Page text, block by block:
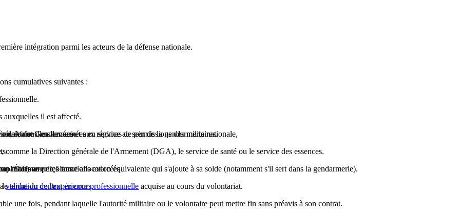
intégration parmi les acteurs de la défense nationale.
cumulatives suivantes :
avec les fonctions exercées.
auxquelles il est affecté.
Air et Gendarmerie.
comme la Direction générale de l'Armement (DGA), le service de santé ou le service des essences.
dans les armées en service au sein de la gendarmerie nationale,
maximum de 5 ans.
terme du contrat en cours.
une fois, pendant laquelle l'autorité militaire ou le volontaire peut mettre fin sans préavis à son contrat.
dans les armées et aux régimes de permissions des militaires.
l'État) ou perçoit une allocation équivalente qui s'ajoute à sa solde (notamment s'il sert dans la gendarmerie).
validation de l'expérience professionnelle acquise au cours du volontariat.
: